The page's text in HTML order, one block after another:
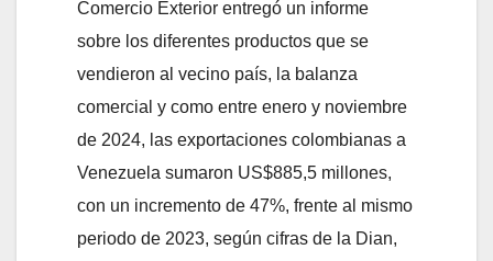
Comercio Exterior entregó un informe
sobre los diferentes productos que se
vendieron al vecino país, la balanza
comercial y como entre enero y noviembre
de 2024, las exportaciones colombianas a
Venezuela sumaron US$885,5 millones,
con un incremento de 47%, frente al mismo
periodo de 2023, según cifras de la Dian,